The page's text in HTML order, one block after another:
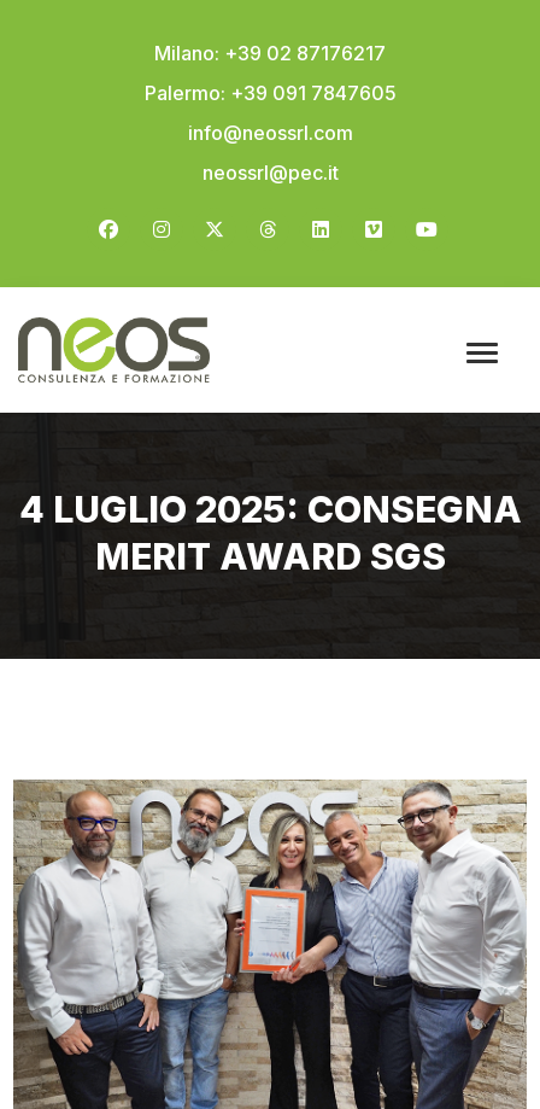
Milano: +39 02 87176217
Palermo: +39 091 7847605
info@neossrl.com
neossrl@pec.it
4 LUGLIO 2025: CONSEGNA
MERIT AWARD SGS